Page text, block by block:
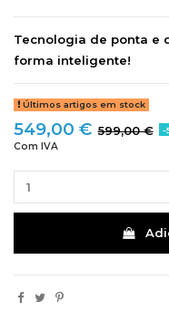
Tecnologia de ponta e
forma inteligente!
Últimos artigos em stock
549,00 € 599,00 € -
Com IVA